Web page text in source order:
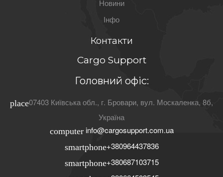
Новини
Інфо
Контакти
Cargo Support
Головний офіс:
place07403 Київська обл., г. Бровари, вул. Москаленка, 8б,
Україна
computerinfo@cargosupport.com.ua
smartphone+380964437836
smartphone+380687103715